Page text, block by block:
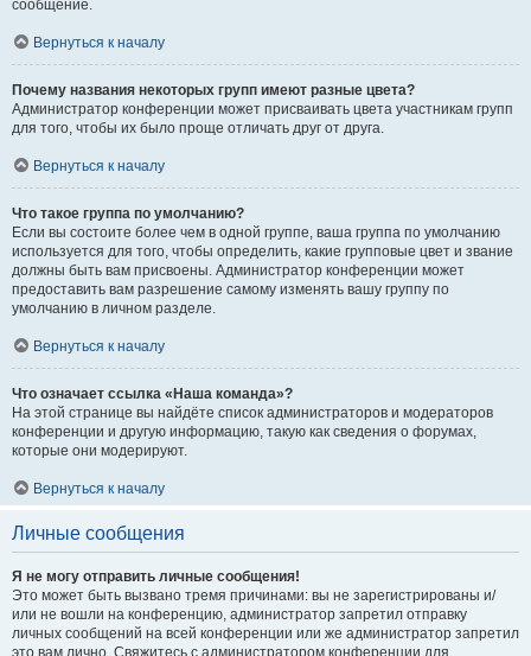
сообщение.
Вернуться к началу
Почему названия некоторых групп имеют разные цвета?
Администратор конференции может присваивать цвета участникам групп
для того, чтобы их было проще отличать друг от друга.
Вернуться к началу
Что такое группа по умолчанию?
Если вы состоите более чем в одной группе, ваша группа по умолчанию
используется для того, чтобы определить, какие групповые цвет и звание
должны быть вам присвоены. Администратор конференции может
предоставить вам разрешение самому изменять вашу группу по
умолчанию в личном разделе.
Вернуться к началу
Что означает ссылка «Наша команда»?
На этой странице вы найдёте список администраторов и модераторов
конференции и другую информацию, такую как сведения о форумах,
которые они модерируют.
Вернуться к началу
Личные сообщения
Я не могу отправить личные сообщения!
Это может быть вызвано тремя причинами: вы не зарегистрированы и/
или не вошли на конференцию, администратор запретил отправку
личных сообщений на всей конференции или же администратор запретил
это вам лично. Свяжитесь с администратором конференции для